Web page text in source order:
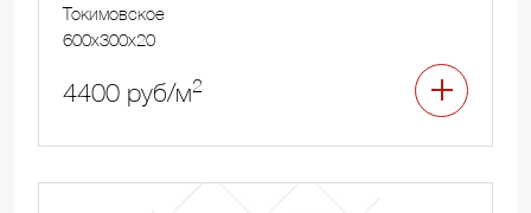
Токимовское
600x300x20
4400 руб/м2